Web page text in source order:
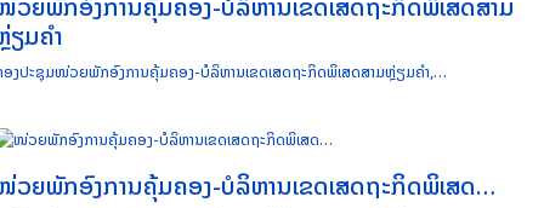
ຽມຄຳ
ງປະຊຸມໜ່ວຍພັກອົງການຄຸ້ມຄອງ-ບໍລິຫານເຂດເສດຖະກິດພິເສດສາມຫຼ່ຽມຄຳ,…
ວຍພັກອົງການຄຸ້ມຄອງ-ບໍລິຫານເຂດເສດຖະກິດພິເສດ…